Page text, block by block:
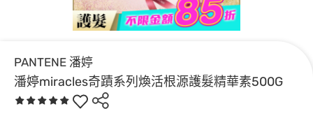
PANTENE 潘婷
潘婷miracles奇蹟系列煥活根源護髮精華素500G